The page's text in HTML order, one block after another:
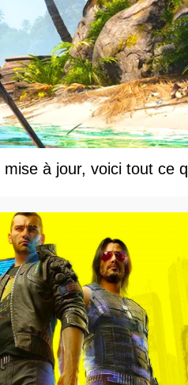
à jour, voici tout ce